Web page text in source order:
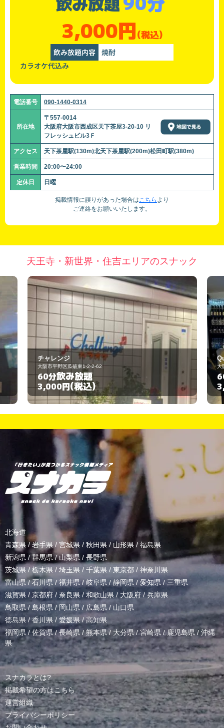
3,000円(税込)
飲み放題内容 焼酎
カラオケ代込み
電話番号 090-1440-0314
所在地
〒557-0014
大阪府大阪市西成区天下茶屋3-20-10 リ
フレッシュビル3Ｆ
アクセス 天下茶屋駅(130m)北天下茶屋駅(200m)松田町駅(380m)
営業時間 20:00〜24:00
定休日 日曜
掲載情報に誤りがあった場合はこちら より
ご連絡をお願いいたします。
天王寺・新世界・住吉エリアのスナック
Queenbee
大阪市阿倍野区阪南町5-10-1
60分飲み放題
3,000円 (税込)
北海道
青森県 / 岩手県/ 宮城県 / 秋田県 / 山形県/ 福島県
新潟県 /群馬県/山梨県 / 長野県
茨城県 / 栃木県 / 埼玉県 / 千葉県 / 東京都 / 神奈川県
富山県 /石川県/福井県/岐阜県 / 静岡県 / 愛知県 / 三重県
滋賀県 / 京都府 / 奈良県 / 和歌山県/ 大阪府 /兵庫県
鳥取県/ 島根県 /岡山県/ 広島県 / 山口県
徳島県 /香川県 / 愛媛県/高知県
福岡県/佐賀県/長崎県 /熊本県/ 大分県/宮崎県 /鹿児島県 / 沖縄
県
スナカラとは?
掲載希望の方はこちら
運営組織
プライバシーポリシー